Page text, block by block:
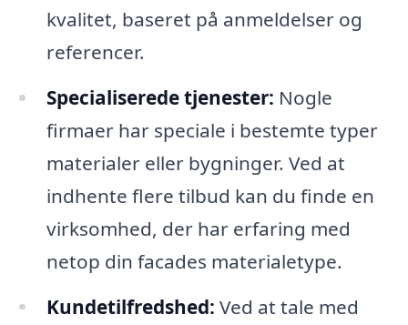
kvalitet, baseret på anmeldelser og
referencer.
Specialiserede tjenester: Nogle
firmaer har speciale i bestemte typer
materialer eller bygninger. Ved at
indhente flere tilbud kan du finde en
virksomhed, der har erfaring med
netop din facades materialetype.
Kundetilfredshed: Ved at tale med